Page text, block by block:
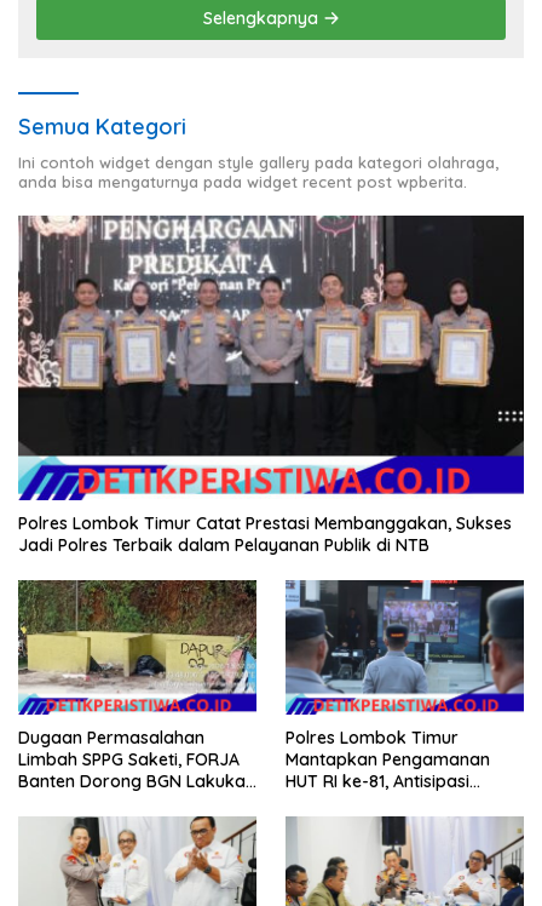
Selengkapnya
Semua Kategori
Ini contoh widget dengan style gallery pada kategori olahraga,
anda bisa mengaturnya pada widget recent post wpberita.
Polres Lombok Timur Catat Prestasi Membanggakan, Sukses
Jadi Polres Terbaik dalam Pelayanan Publik di NTB
Dugaan Permasalahan
Limbah SPPG Saketi, FORJA
Banten Dorong BGN Lakukan
Polres Lombok Timur
Mantapkan Pengamanan
HUT RI ke-81, Antisipasi
Agenda Kapolri